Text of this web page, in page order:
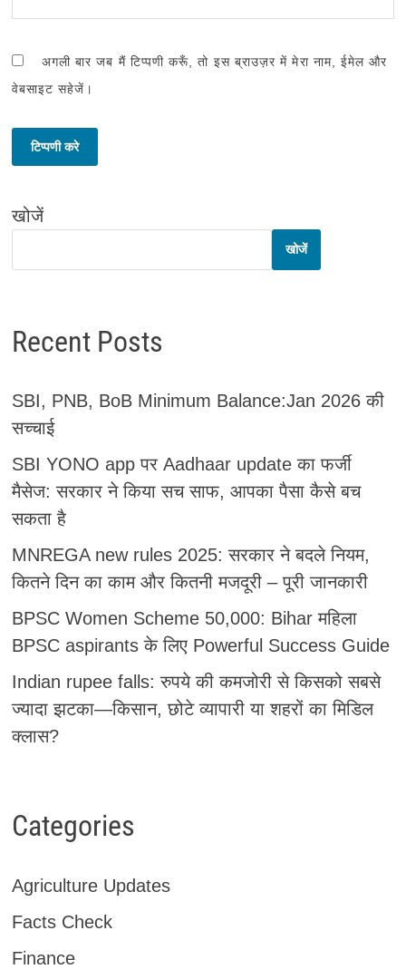
अगली बार जब मैं टिप्पणी करूँ, तो इस ब्राउज़र में मेरा नाम, ईमेल और
वेबसाइट सहेजें।
खोजें
खोजें
Recent Posts
SBI, PNB, BoB Minimum Balance:Jan 2026 की
सच्चाई
SBI YONO app पर Aadhaar update का फर्जी
मैसेज: सरकार ने किया सच साफ, आपका पैसा कैसे बच
सकता है
MNREGA new rules 2025: सरकार ने बदले नियम,
कितने दिन का काम और कितनी मजदूरी – पूरी जानकारी
BPSC Women Scheme 50,000: Bihar महिला
BPSC aspirants के लिए Powerful Success Guide
Indian rupee falls: रुपये की कमजोरी से किसको सबसे
ज्यादा झटका—किसान, छोटे व्यापारी या शहरों का मिडिल
क्लास?
Categories
Agriculture Updates
Facts Check
Finance